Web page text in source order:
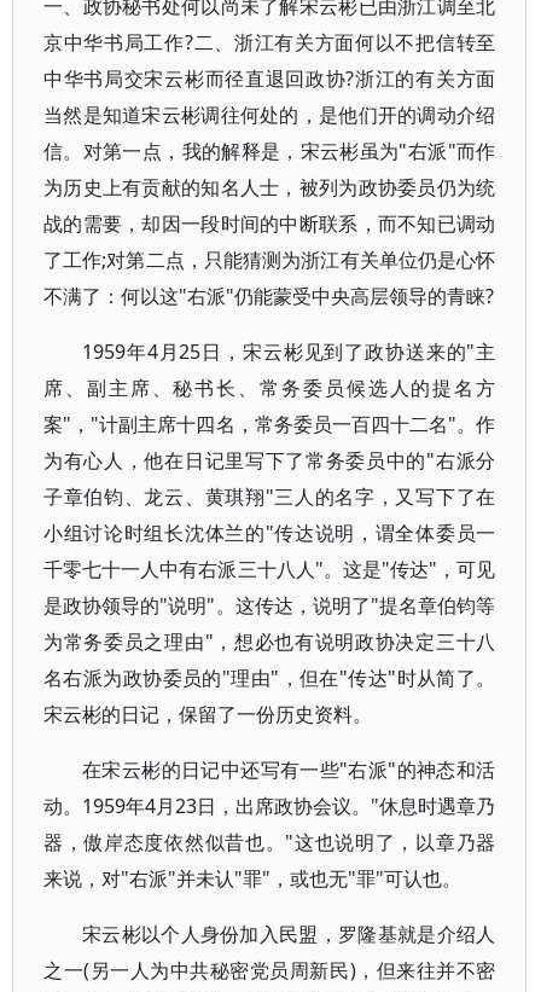
一、政协秘书处何以尚未了解宋云彬已由浙江调至北
京中华书局工作?二、浙江有关方面何以不把信转至
中华书局交宋云彬而径直退回政协?浙江的有关方面
当然是知道宋云彬调往何处的，是他们开的调动介绍
信。对第一点，我的解释是，宋云彬虽为"右派"而作
为历史上有贡献的知名人士，被列为政协委员仍为统
战的需要，却因一段时间的中断联系，而不知已调动
了工作;对第二点，只能猜测为浙江有关单位仍是心怀
不满了：何以这"右派"仍能蒙受中央高层领导的青睐?
1959年4月25日，宋云彬见到了政协送来的"主
席、副主席、秘书长、常务委员候选人的提名方
案"，"计副主席十四名，常务委员一百四十二名"。作
为有心人，他在日记里写下了常务委员中的"右派分
子章伯钧、龙云、黄琪翔"三人的名字，又写下了在
小组讨论时组长沈体兰的"传达说明，谓全体委员一
千零七十一人中有右派三十八人"。这是"传达"，可见
是政协领导的"说明"。这传达，说明了"提名章伯钧等
为常务委员之理由"，想必也有说明政协决定三十八
名右派为政协委员的"理由"，但在"传达"时从简了。
宋云彬的日记，保留了一份历史资料。
在宋云彬的日记中还写有一些"右派"的神态和活
动。1959年4月23日，出席政协会议。"休息时遇章乃
器，傲岸态度依然似昔也。"这也说明了，以章乃器
来说，对"右派"并未认"罪"，或也无"罪"可认也。
宋云彬以个人身份加入民盟，罗隆基就是介绍人
之一(另一人为中共秘密党员周新民)，但来往并不密